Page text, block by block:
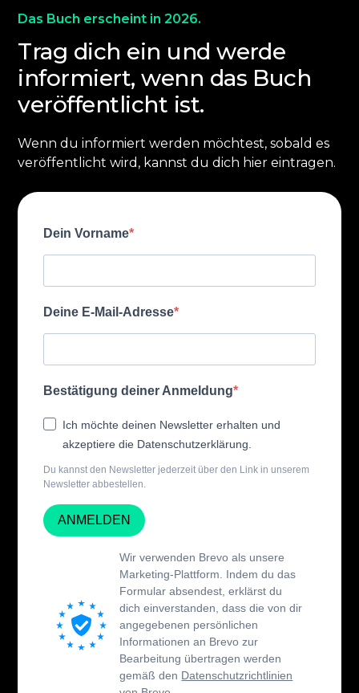
Das Buch erscheint in 2026.
Trag dich ein und werde
informiert, wenn das Buch
veröffentlicht ist.
Wenn du informiert werden möchtest, sobald es
veröffentlicht wird, kannst du dich hier eintragen.
Dein Vorname
Deine E-Mail-Adresse
Bestätigung deiner Anmeldung
Ich möchte deinen Newsletter erhalten und
akzeptiere die Datenschutzerklärung.
Du kannst den Newsletter jederzeit über den Link in unserem
Newsletter abbestellen.
ANMELDEN
Wir verwenden Brevo als unsere
Marketing-Plattform. Indem du das
Formular absendest, erklärst du
dich einverstanden, dass die von dir
angegebenen persönlichen
Informationen an Brevo zur
Bearbeitung übertragen werden
gemäß den Datenschutzrichtlinien